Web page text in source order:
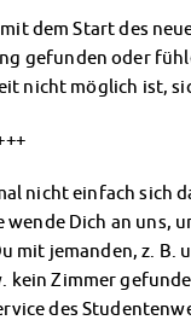
dem Start des
gefunden oder
nicht möglich ist,
nicht einfach sich
Dich an uns,
mit jemanden, z. B.
kein Zimmer
des